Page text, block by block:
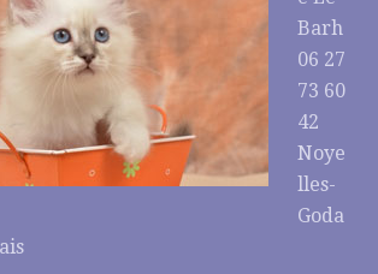
Barh
06 27
73 60
42
Noye
lles-
Goda